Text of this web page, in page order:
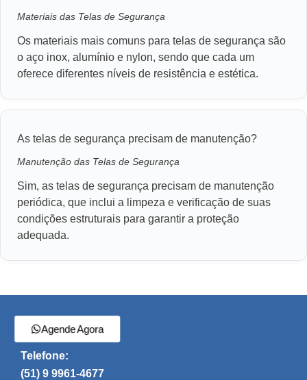
Materiais das Telas de Segurança
Os materiais mais comuns para telas de segurança são
o aço inox, alumínio e nylon, sendo que cada um
oferece diferentes níveis de resistência e estética.
As telas de segurança precisam de manutenção?
Manutenção das Telas de Segurança
Sim, as telas de segurança precisam de manutenção
periódica, que inclui a limpeza e verificação de suas
condições estruturais para garantir a proteção
adequada.
Agende Agora
Telefone:
(51) 9 9961-4677